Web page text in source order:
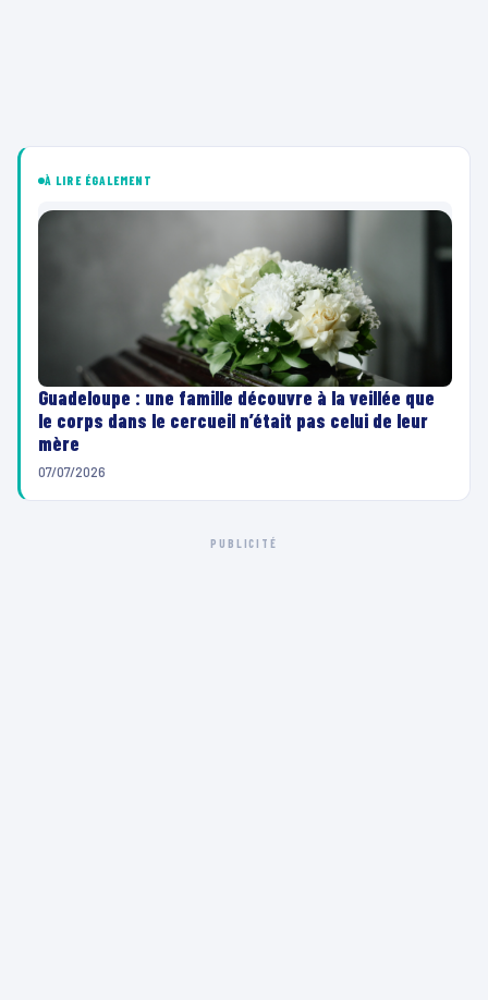
À LIRE ÉGALEMENT
Guadeloupe : une famille découvre à la veillée que
le corps dans le cercueil n’était pas celui de leur
mère
07/07/2026
PUBLICITÉ